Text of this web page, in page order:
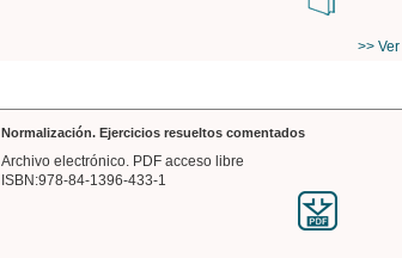
>>
Normalización. Ejercicios resueltos comentados
Archivo electrónico. PDF acceso libre
ISBN:978-84-1396-433-1